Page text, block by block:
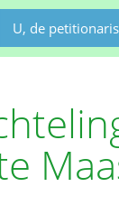
U, de petitionaris